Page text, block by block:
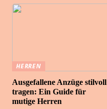
HERREN
Ausgefallene Anzüge stilvoll
tragen: Ein Guide für
mutige Herren